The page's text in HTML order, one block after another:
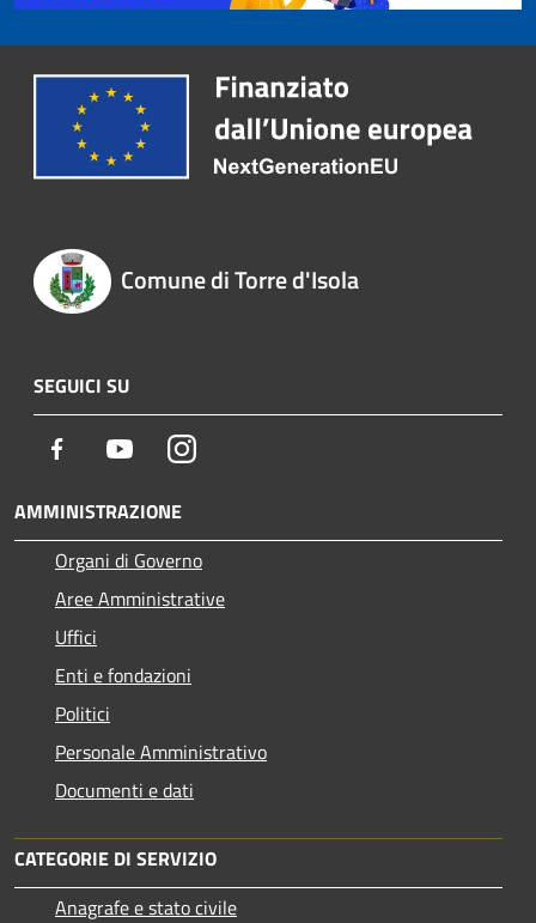
Comune di Torre d'Isola
SEGUICI SU
Facebook YoutubeInstagram
AMMINISTRAZIONE
Organi di Governo
Aree Amministrative
Uffici
Enti e fondazioni
Politici
Personale Amministrativo
Documenti e dati
CATEGORIE DI SERVIZIO
Anagrafe e stato civile